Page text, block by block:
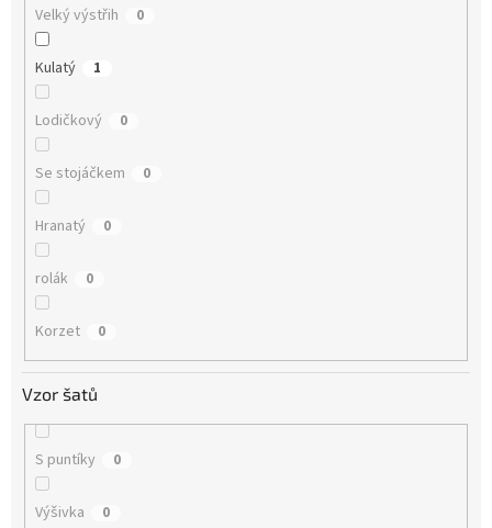
Velký výstřih 0
Kulatý 1
Lodičkový 0
Se stojáčkem 0
Hranatý 0
rolák 0
Korzet 0
Vzor šatů
S puntíky 0
Výšivka 0